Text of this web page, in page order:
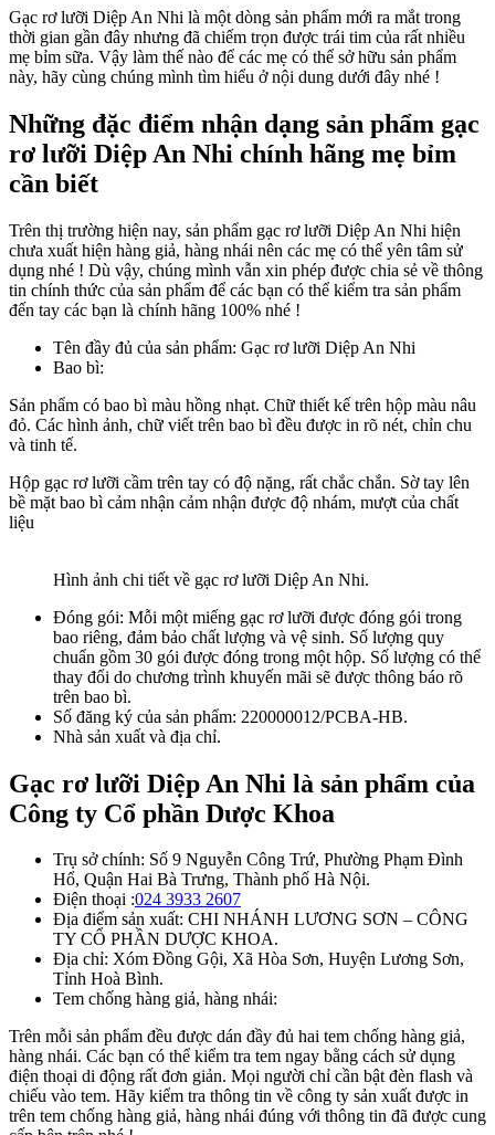
Gạc rơ lưỡi Diệp An Nhi là một dòng sản phẩm mới ra mắt trong
thời gian gần đây nhưng đã chiếm trọn được trái tim của rất nhiều
mẹ bỉm sữa. Vậy làm thế nào để các mẹ có thể sở hữu sản phẩm
này, hãy cùng chúng mình tìm hiểu ở nội dung dưới đây nhé !
Những đặc điểm nhận dạng sản phẩm gạc
rơ lưỡi Diệp An Nhi chính hãng mẹ bỉm
cần biết
Trên thị trường hiện nay, sản phẩm gạc rơ lưỡi Diệp An Nhi hiện
chưa xuất hiện hàng giả, hàng nhái nên các mẹ có thể yên tâm sử
dụng nhé ! Dù vậy, chúng mình vẫn xin phép được chia sẻ về thông
tin chính thức của sản phẩm để các bạn có thể kiểm tra sản phẩm
đến tay các bạn là chính hãng 100% nhé !
Tên đầy đủ của sản phẩm: Gạc rơ lưỡi Diệp An Nhi
Bao bì:
Sản phẩm có bao bì màu hồng nhạt. Chữ thiết kế trên hộp màu nâu
đỏ. Các hình ảnh, chữ viết trên bao bì đều được in rõ nét, chỉn chu
và tinh tế.
Hộp gạc rơ lưỡi cầm trên tay có độ nặng, rất chắc chắn. Sờ tay lên
bề mặt bao bì cảm nhận cảm nhận được độ nhám, mượt của chất
liệu
Hình ảnh chi tiết về gạc rơ lưỡi Diệp An Nhi.
Đóng gói: Mỗi một miếng gạc rơ lưỡi được đóng gói trong
bao riêng, đảm bảo chất lượng và vệ sinh. Số lượng quy
chuẩn gồm 30 gói được đóng trong một hộp. Số lượng có thể
thay đổi do chương trình khuyến mãi sẽ được thông báo rõ
trên bao bì.
Số đăng ký của sản phẩm: 220000012/PCBA-HB.
Nhà sản xuất và địa chỉ.
Gạc rơ lưỡi Diệp An Nhi là sản phẩm của
Công ty Cổ phần Dược Khoa
Trụ sở chính: Số 9 Nguyễn Công Trứ, Phường Phạm Đình
Hổ, Quận Hai Bà Trưng, Thành phố Hà Nội.
Điện thoại :024 3933 2607
Địa điểm sản xuất: CHI NHÁNH LƯƠNG SƠN – CÔNG
TY CỔ PHẦN DƯỢC KHOA.
Địa chỉ: Xóm Đồng Gội, Xã Hòa Sơn, Huyện Lương Sơn,
Tỉnh Hoà Bình.
Tem chống hàng giả, hàng nhái:
Trên mỗi sản phẩm đều được dán đầy đủ hai tem chống hàng giả,
hàng nhái. Các bạn có thể kiểm tra tem ngay bằng cách sử dụng
điện thoại di động rất đơn giản. Mọi người chỉ cần bật đèn flash và
chiếu vào tem. Hãy kiểm tra thông tin về công ty sản xuất được in
trên tem chống hàng giả, hàng nhái đúng với thông tin đã được cung